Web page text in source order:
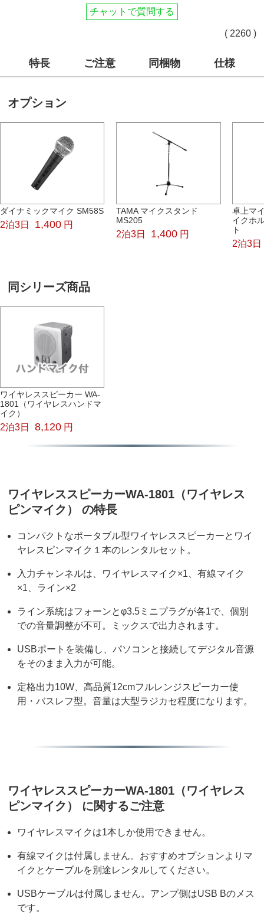
チャットで質問する
( 2260 )
特長 ご注意 同梱物 仕様
オプション
ダイナミックマイク SM58S
2泊3日 1,400 円
TAMA マイクスタンド
MS205
2泊3日 1,400 円
卓上マ
イクホ
ト
2泊3日
同シリーズ商品
ワイヤレススピーカー WA-
1801（ワイヤレスハンドマ
イク）
2泊3日 8,120 円
ワイヤレススピーカーWA-1801（ワイヤレス
ピンマイク） の特長
コンパクトなポータブル型ワイヤレススピーカーとワイ
ヤレスピンマイク１本のレンタルセット。
入力チャンネルは、ワイヤレスマイク×1、有線マイク
×1、ライン×2
ライン系統はフォーンとφ3.5ミニプラグが各1で、個別
での音量調整が不可。ミックスで出力されます。
USBポートを装備し、パソコンと接続してデジタル音源
をそのまま入力が可能。
定格出力10W、高品質12cmフルレンジスピーカー使
用・バスレフ型。音量は大型ラジカセ程度になります。
ワイヤレススピーカーWA-1801（ワイヤレス
ピンマイク） に関するご注意
ワイヤレスマイクは1本しか使用できません。
有線マイクは付属しません。おすすめオプションよりマ
イクとケーブルを別途レンタルしてください。
USBケーブルは付属しません。アンプ側はUSB Bのメス
です。